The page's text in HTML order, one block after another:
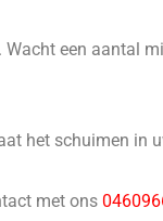
een aantal
het schuimen in
met ons